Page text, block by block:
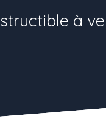
à